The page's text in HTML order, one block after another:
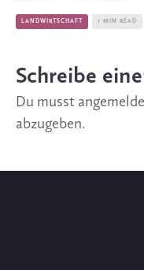
LANDWIRTSCHAFT 1 MIN READ
Schreibe
Du musst
abzugeben.